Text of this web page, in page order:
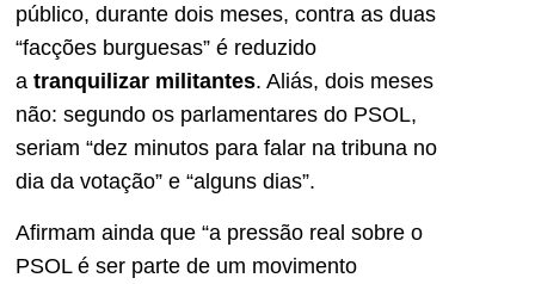
público, durante dois meses, contra as duas
“facções burguesas” é reduzido
a tranquilizar militantes. Aliás, dois meses
não: segundo os parlamentares do PSOL,
seriam “dez minutos para falar na tribuna no
dia da votação” e “alguns dias”.
Afirmam ainda que “a pressão real sobre o
PSOL é ser parte de um movimento